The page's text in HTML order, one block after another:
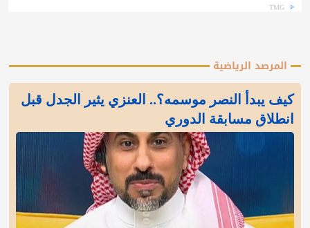
TMG
المرصد الرياضية
كيف يبدأ النصر موسمه؟.. العنزي يثير الجدل قبل
انطلاق مسابقة الدوري